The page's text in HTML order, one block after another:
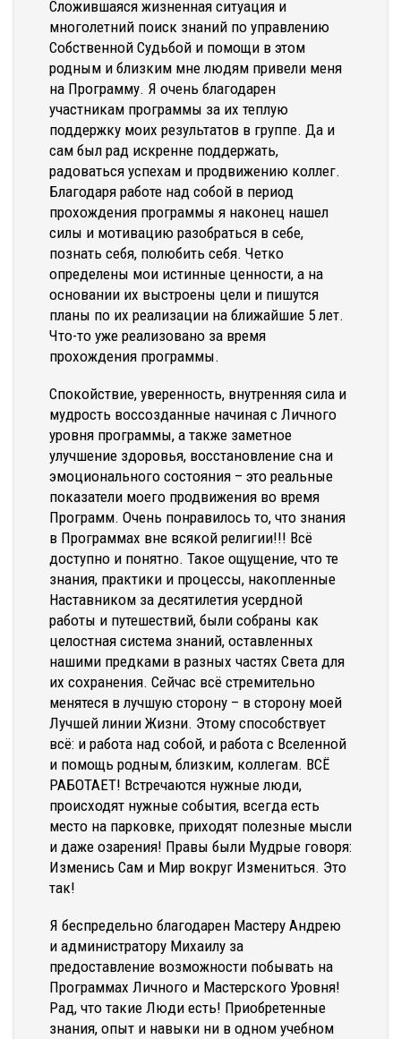
Сложившаяся жизненная ситуация и
многолетний поиск знаний по управлению
Собственной Судьбой и помощи в этом
родным и близким мне людям привели меня
на Программу. Я очень благодарен
участникам программы за их теплую
поддержку моих результатов в группе. Да и
сам был рад искренне поддержать,
радоваться успехам и продвижению коллег.
Благодаря работе над собой в период
прохождения программы я наконец нашел
силы и мотивацию разобраться в себе,
познать себя, полюбить себя. Четко
определены мои истинные ценности, а на
основании их выстроены цели и пишутся
планы по их реализации на ближайшие 5 лет.
Что-то уже реализовано за время
прохождения программы.
Спокойствие, уверенность, внутренняя сила и
мудрость воссозданные начиная с Личного
уровня программы, а также заметное
улучшение здоровья, восстановление сна и
эмоционального состояния – это реальные
показатели моего продвижения во время
Программ. Очень понравилось то, что знания
в Программах вне всякой религии!!! Всё
доступно и понятно. Такое ощущение, что те
знания, практики и процессы, накопленные
Наставником за десятилетия усердной
работы и путешествий, были собраны как
целостная система знаний, оставленных
нашими предками в разных частях Света для
их сохранения. Сейчас всё стремительно
менятеся в лучшую сторону – в сторону моей
Лучшей линии Жизни. Этому способствует
всё: и работа над собой, и работа с Вселенной
и помощь родным, близким, коллегам. ВСЁ
РАБОТАЕТ! Встречаются нужные люди,
происходят нужные события, всегда есть
место на парковке, приходят полезные мысли
и даже озарения! Правы были Мудрые говоря:
Изменись Сам и Мир вокруг Измениться. Это
так!
Я беспредельно благодарен Мастеру Андрею
и администратору Михаилу за
предоставление возможности побывать на
Программах Личного и Мастерского Уровня!
Рад, что такие Люди есть! Приобретенные
знания, опыт и навыки ни в одном учебном